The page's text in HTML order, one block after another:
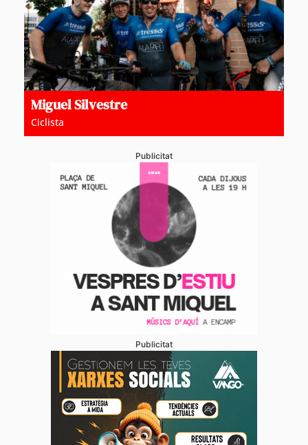
Miguel Silvestre
Ciclista
Publicitat
Publicitat